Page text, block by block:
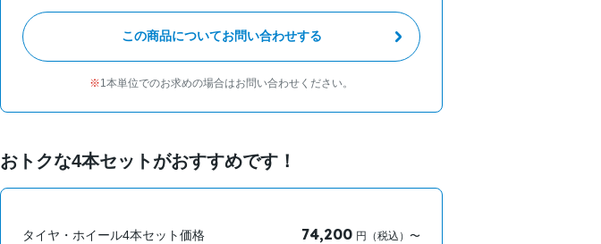
この商品についてお問い合わせする
1本単位でのお求めの場合はお問い合わせください。
おトクな4本セットがおすすめです！
タイヤ・ホイール4本セット価格 74,200 円（税込）〜